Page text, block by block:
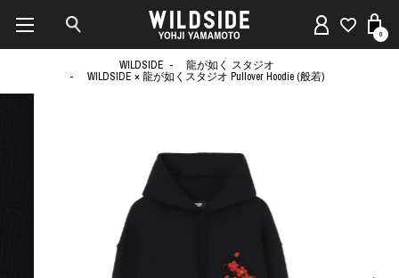
0
WILDSIDE
龍が如く スタジオ
WILDSIDE × 龍が如くスタジオ Pullover Hoodie (般若)